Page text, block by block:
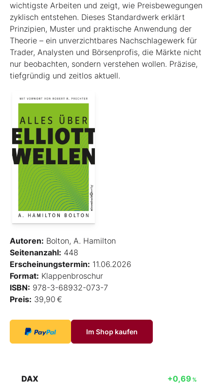
wichtigste Arbeiten und zeigt, wie Preisbewegungen
zyklisch entstehen. Dieses Standardwerk erklärt
Prinzipien, Muster und praktische Anwendung der
Theorie – ein unverzichtbares Nachschlagewerk für
Trader, Analysten und Börsenprofis, die Märkte nicht
nur beobachten, sondern verstehen wollen. Präzise,
tiefgründig und zeitlos aktuell.
Autoren: Bolton, A. Hamilton
Seitenanzahl: 448
Erscheinungstermin: 11.06.2026
Format: Klappenbroschur
ISBN: 978-3-68932-073-7
Preis: 39,90 €
Im Shop kaufen
DAX +0,69 %